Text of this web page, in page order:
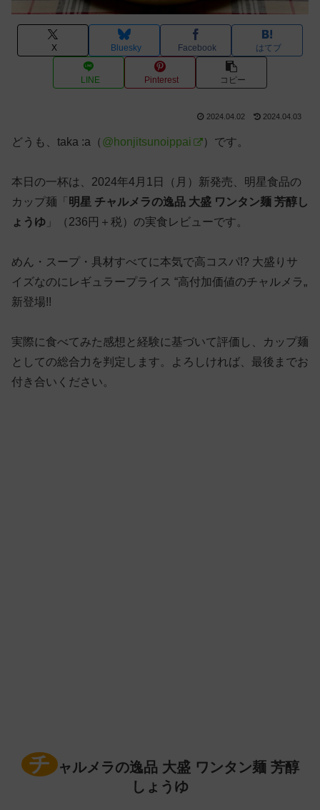
X Bluesky Facebook はてブ
LINE Pinterest コピー
2024.04.02 2024.04.03
どうも、taka :a（ @honjitsunoippai ）です。
本日の一杯は、2024年4月1日（月）新発売、明星食品の
カップ麺「 明星 チャルメラの逸品 大盛 ワンタン麺 芳醇し
ょうゆ 」（236円＋税）の実食レビューです。
めん・スープ・具材すべてに本気で高コスパ!? 大盛りサ
イズなのにレギュラープライス “高付加価値のチャルメラ„
新登場!!
実際に食べてみた感想と経験に基づいて評価し、カップ麺
としての総合力を判定します。よろしければ、最後までお
付き合いください。
チ ャルメラの逸品 大盛 ワンタン麺 芳醇
しょうゆ